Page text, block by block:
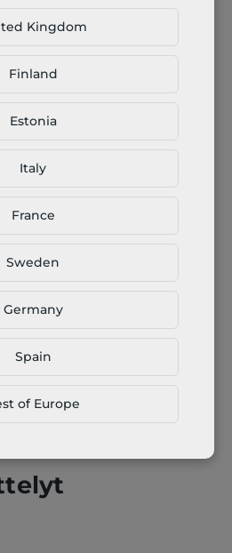
Kingdom
Finland
Estonia
Italy
France
Sweden
Germany
Spain
of Europe
suurtenkin osien käsittelyyn.